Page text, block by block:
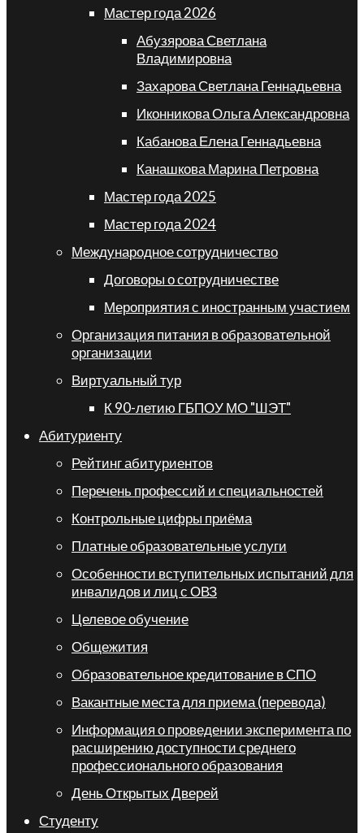
Мастер года 2026
Абузярова Светлана
Владимировна
Захарова Светлана Геннадьевна
Иконникова Ольга Александровна
Кабанова Елена Геннадьевна
Канашкова Марина Петровна
Мастер года 2025
Мастер года 2024
Международное сотрудничество
Договоры о сотрудничестве
Мероприятия с иностранным участием
Организация питания в образовательной
организации
Виртуальный тур
К 90-летию ГБПОУ МО "ШЭТ"
Абитуриенту
Рейтинг абитуриентов
Перечень профессий и специальностей
Контрольные цифры приёма
Платные образовательные услуги
Особенности вступительных испытаний для
инвалидов и лиц с ОВЗ
Целевое обучение
Общежития
Образовательное кредитование в СПО
Вакантные места для приема (перевода)
Информация о проведении эксперимента по
расширению доступности среднего
профессионального образования
День Открытых Дверей
Студенту